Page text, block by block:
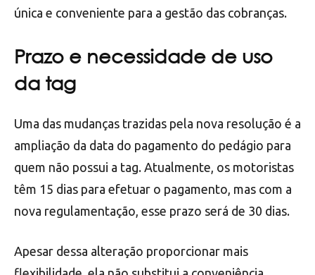
única e conveniente para a gestão das cobranças.
Prazo e necessidade de uso
da tag
Uma das mudanças trazidas pela nova resolução é a
ampliação da data do pagamento do pedágio para
quem não possui a tag. Atualmente, os motoristas
têm 15 dias para efetuar o pagamento, mas com a
nova regulamentação, esse prazo será de 30 dias.
Apesar dessa alteração proporcionar mais